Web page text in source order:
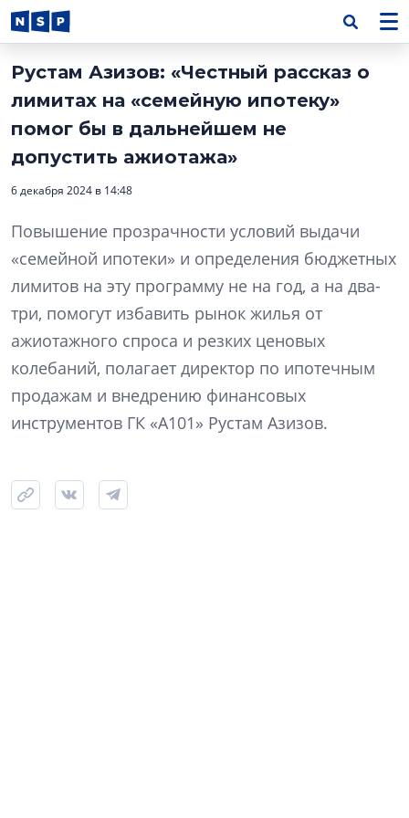
Рустам Азизов: «Честный рассказ о
лимитах на «семейную ипотеку»
помог бы в дальнейшем не
допустить ажиотажа»
6 декабря 2024 в 14:48
Повышение прозрачности условий выдачи
«семейной ипотеки» и определения бюджетных
лимитов на эту программу не на год, а на два-
три, помогут избавить рынок жилья от
ажиотажного спроса и резких ценовых
колебаний, полагает директор по ипотечным
продажам и внедрению финансовых
инструментов ГК «А101» Рустам Азизов.